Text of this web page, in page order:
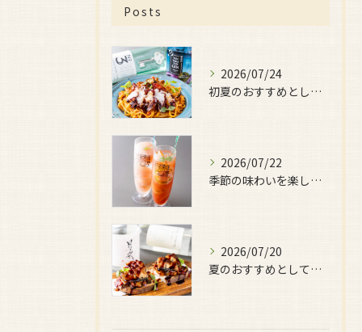
Posts
2026/07/24
初夏のおすすめとしてご用意しているのが、
2026/07/22
季節の味わいを楽しみたい日におすすめなのが、
2026/07/20
夏のおすすめとしてぜひ味わっていただきたいのが、